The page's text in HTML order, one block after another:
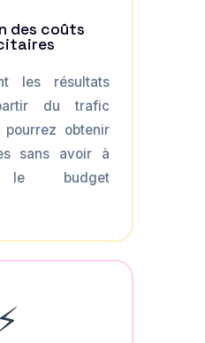
des coûts
les résultats
du trafic
obtenir
sans avoir à
le budget